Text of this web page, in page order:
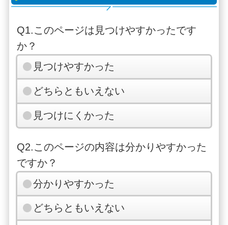
Q1.このページは見つけやすかったです
か？
見つけやすかった
どちらともいえない
見つけにくかった
Q2.このページの内容は分かりやすかった
ですか？
分かりやすかった
どちらともいえない